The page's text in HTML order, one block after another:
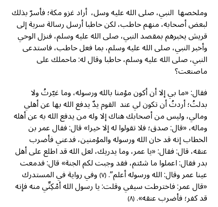
وملخصها النبي، صلى الله عليه وسل، أراد غزو مكة؛ فأسرّ بذلك
لبعض أصحابه، منهم حاطب، لكن حاطبا أرسل رسالة سرية إلى
قريش يخبرهم بمقصد النبي، صلى الله عليه وسلم، فنزل الوحي
وأخبر النبي، صلى الله عليه وسلم، بما فعل حاطب، فاستدعى
النبي، صلى الله عليه وسلم، حاطبا وقال له: ماحملك على
ماصنعت؟
فقال: «ما بي إلا أن أكون مؤمنا بالله ورسوله، وما غيّرتُ ولا
بدلتُ؛ أردتُ أن تكون لي عند القوم يدٌ يدفع الله بها عن أهلي
ومالي، وليس من أصحابك هناك إلا وله من يدفع الله به عن أهله
وماله، «قال: صدق؛ فلا تقولوا له إلا خيرا» قال: فقال عمر بن
الخطاب إنه قد خان الله ورسوله والمؤمنين، فدعني فأضرب
عنقه، قال: فقال: «يا عمر، وما يدريك، لعل الله قد اطلع على أهل
بدر فقال: اعملوا ما شئتم، فقد وجبت لكم الجنة» قال: فدمعت
عينا عمر وقال: الله ورسوله أعلم”.(٧) وفي رواية في المستدرك
«قال عمر: فاخترطت سيفي وقلت: يا رسول الله أمْكِنِّي منه فإنه
قد كفر؛ فأضرب عنقه».(٨)